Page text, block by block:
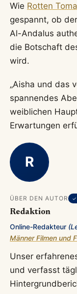
Wie Rotten
gespannt, ob
Al-Andalus
die Botschaft
wird.
„Aisha und das
spannendes
weiblichen
Erwartungen
R
ÜBER DEN AUTOR ✓
Redaktion
Online-Redakteur
Männer Filmen und
Unser
und verfasst